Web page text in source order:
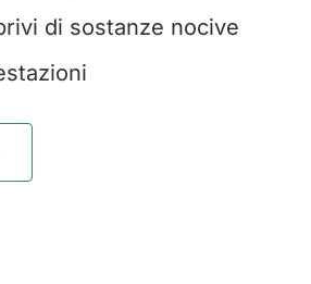
di sostanze nocive